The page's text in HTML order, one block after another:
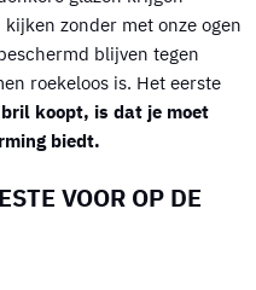
zonder met onze ogen
blijven tegen
roekeloos is. Het eerste
koopt, is dat je moet
biedt.
VOOR OP DE